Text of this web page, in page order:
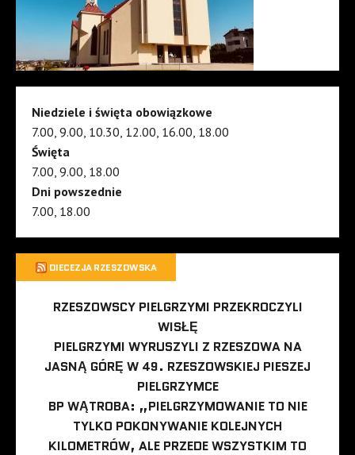
Niedziele i święta obowiązkowe
7.00, 9.00, 10.30, 12.00, 16.00, 18.00
Święta
7.00, 9.00, 18.00
Dni powszednie
7.00, 18.00
DIECEZJA RZESZOWSKA
RZESZOWSCY PIELGRZYMI PRZEKROCZYLI
WISŁĘ
PIELGRZYMI WYRUSZYLI Z RZESZOWA NA
JASNĄ GÓRĘ W 49. RZESZOWSKIEJ PIESZEJ
PIELGRZYMCE
BP WĄTROBA: „PIELGRZYMOWANIE TO NIE
TYLKO POKONYWANIE KOLEJNYCH
KILOMETRÓW, ALE PRZEDE WSZYSTKIM TO